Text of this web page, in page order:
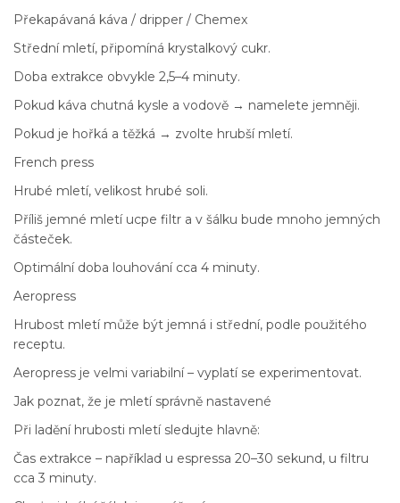
Překapávaná káva / dripper / Chemex
Střední mletí, připomíná krystalkový cukr.
Doba extrakce obvykle 2,5–4 minuty.
Pokud káva chutná kysle a vodově → namelete jemněji.
Pokud je hořká a těžká → zvolte hrubší mletí.
French press
Hrubé mletí, velikost hrubé soli.
Příliš jemné mletí ucpe filtr a v šálku bude mnoho jemných
částeček.
Optimální doba louhování cca 4 minuty.
Aeropress
Hrubost mletí může být jemná i střední, podle použitého
receptu.
Aeropress je velmi variabilní – vyplatí se experimentovat.
Jak poznat, že je mletí správně nastavené
Při ladění hrubosti mletí sledujte hlavně:
Čas extrakce – například u espressa 20–30 sekund, u filtru
cca 3 minuty.